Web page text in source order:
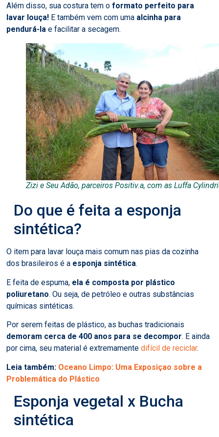
Além disso, sua costura tem oformato perfeito para
lavar louça! E também vem com uma alcinha para
pendurá-la e facilitar a secagem.
Zizi e Seu Adão, parceiros Positiv.a, com as Luffa
Do que é feita a esponja
sintética?
O item para lavar louça mais comum nas pias da cozinha
dos brasileiros é a esponja sintética.
E feita de espuma, ela é composta por plástico
poliuretano. Ou seja, de petróleo e outras substâncias
químicas sintéticas.
Por serem feitas de plástico, as buchas tradicionais
demoram cerca de 400 anos para se decompor. E ainda
por cima, seu material é extremamentedifícil de reciclar.
Leia também: Oceano Limpo: Uma Exposiçao sobre a
Problemática do Plástico
Esponja vegetal x Bucha
sintética